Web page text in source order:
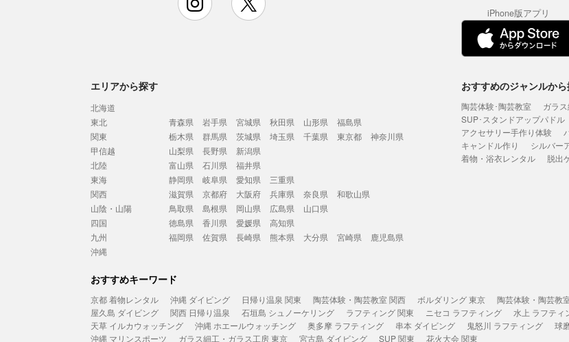
iPhone版アプリ
エリアから探す
北海道
東北
青森県 岩手県 宮城県 秋田県 山形県
福島県
関東
栃木県 群馬県 茨城県 埼玉県 千葉県 東京都
神奈川県
甲信越
山梨県 長野県
新潟県
北陸
富山県 石川県
福井県
東海
静岡県 岐阜県 愛知県
三重県
関西
滋賀県 京都府 大阪府 兵庫県 奈良県
和歌山県
山陰・山陽
鳥取県 島根県 岡山県 広島県
山口県
四国
徳島県 香川県 愛媛県
高知県
九州
福岡県 佐賀県 長崎県 熊本県 大分県 宮崎県
鹿児島県
沖縄
おすすめのジャンルか
陶芸体験･陶芸教室 ガラ
SUP･スタンドアップパドル
アクセサリー手作り体験
キャンドル作り
シルバー
着物・浴衣レンタル
脱出
おすすめキーワード
京都 着物レンタル 沖縄 ダイビング 日帰り温泉 関東 陶芸体験・陶芸教室 関西 ボルダリング 東京 陶芸体験・陶芸教
屋久島 ダイビング
関西 日帰り温泉 石垣島 シュノーケリング ラフティング 関東 ニセコ ラフティング 水上 ラフティ
天草 イルカウォッチング
沖縄 ホエールウォッチング 奥多摩 ラフティング 串本 ダイビング 鬼怒川 ラフティング 球
沖縄 マリンスポーツ
ガラス細工・ガラス工房 東京 宮古島 ダイビング SUP 関東 花火大会 関東